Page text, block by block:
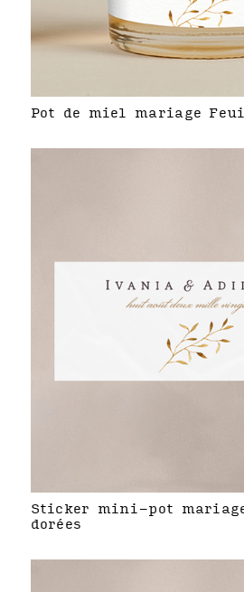
Pot de miel mariage
Sticker mini-pot
dorées